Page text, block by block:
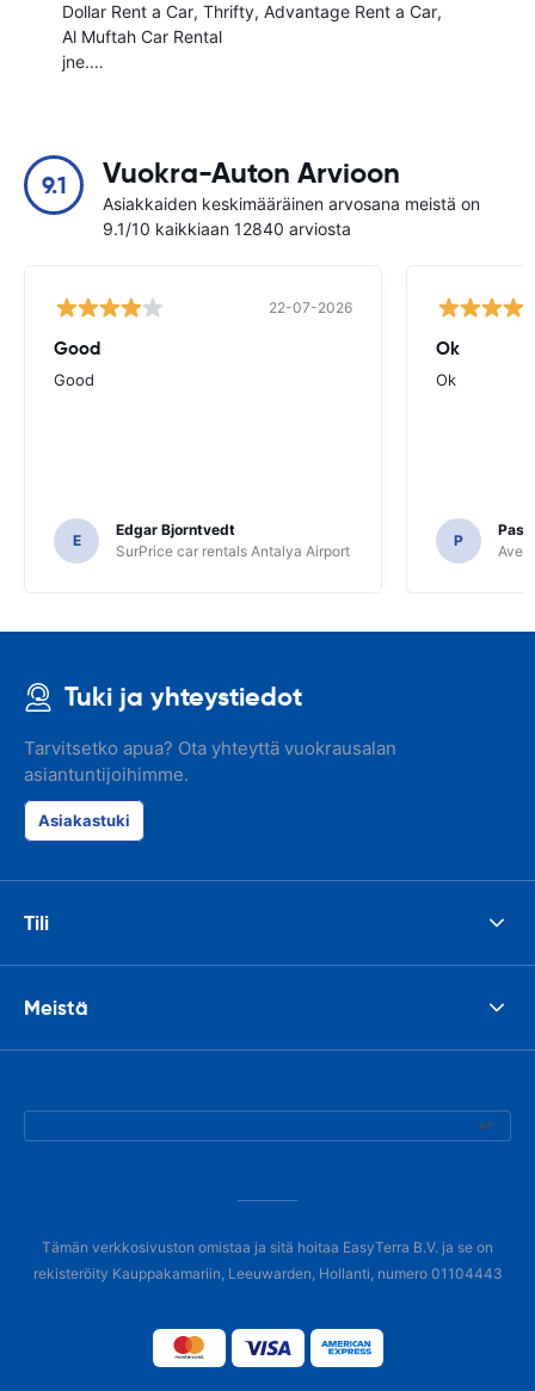
Dollar Rent a Car Thrifty Advantage Rent a Car
Al Muftah Car Rental
jne.…
9.1 Vuokra-Auton Arvioon
Asiakkaiden keskimääräinen arvosana meistä on
9.1/10 kaikkiaan 12840 arviosta
22-07-2026
Good
Good
E
Edgar Bjorntvedt
SurPrice car rentals Antalya Airport
Ok
Ok
P
Avec
Tuki ja yhteystiedot
Tarvitsetko apua? Ota yhteyttä vuokrausalan
asiantuntijoihimme.
Asiakastuki
Tili
Meistä
Tämän verkkosivuston omistaa ja sitä hoitaa EasyTerra B.V. ja se on
rekisteröity Kauppakamariin, Leeuwarden, Hollanti, numero 01104443